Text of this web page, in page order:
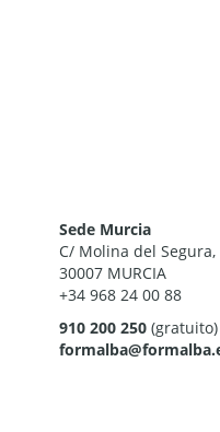
Sede Murcia
C/ Molina del Segura,
30007 MURCIA
+34 968 24 00 88
910 200 250(gratuito)